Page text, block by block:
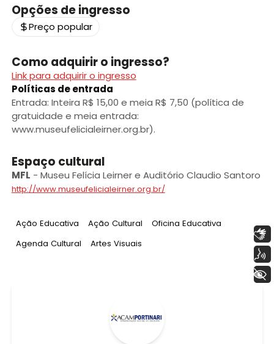
Opções de ingresso
Preço popular
Como adquirir o ingresso?
Link para adquirir o ingresso
Políticas de entrada
Entrada: Inteira R$ 15,00 e meia R$ 7,50 (política de
gratuidade e meia entrada:
www.museufelicialeirner.org.br).
Espaço cultural
MFL - Museu Felícia Leirner e Auditório Claudio Santoro
http://www.museufelicialeirner.org.br/
Tag:
Ação Educativa Tag:
Ação Cultural Tag:
Oficina Educativa
Tag:
Agenda Cultural Tag:
Artes Visuais